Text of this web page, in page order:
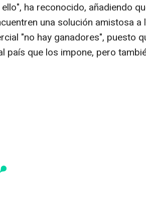
ha reconocido, añadiendo
una solución amistosa a
"no hay ganadores", puesto
país que los impone, pero